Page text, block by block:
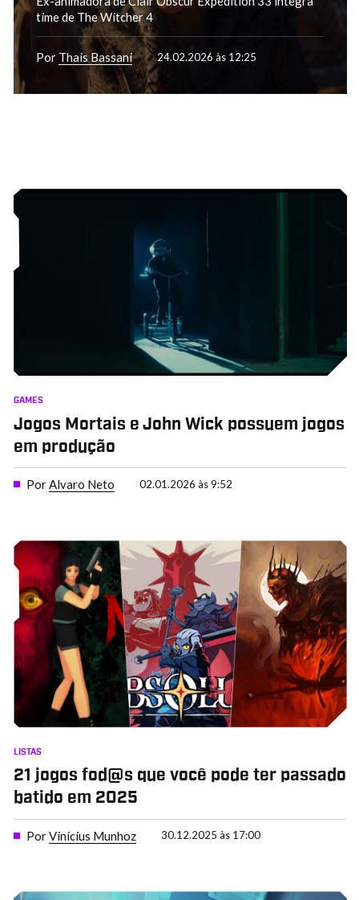
time de The Witcher 4
Por Thais Bassani 24.02.2026 às 12:25
GAMES
Jogos Mortais e John Wick possuem jogos
em produção
PorAlvaro Neto 02.01.2026 às 9:52
LISTAS
21 jogos fod@s que você pode ter passado
batido em 2025
PorVinícius Munhoz 30.12.2025 às 17:00